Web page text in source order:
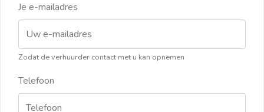
Je e-mailadres
Zodat de verhuurder contact met u kan opnemen
Telefoon